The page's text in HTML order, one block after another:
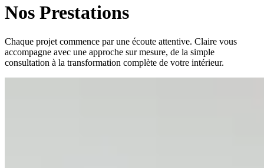
Nos Prestations
Chaque projet commence par une écoute attentive. Claire vous
accompagne avec une approche sur mesure, de la simple
consultation à la transformation complète de votre intérieur.